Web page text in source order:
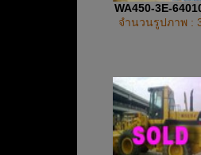
WA450-3E-
จำนวนรูปภาพ :